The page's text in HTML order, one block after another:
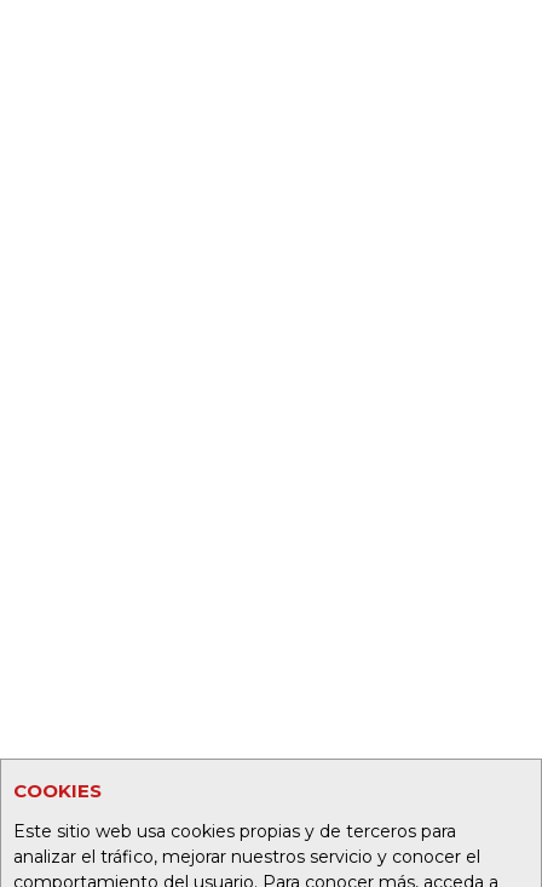
COOKIES
Este sitio web usa cookies propias y de terceros para
analizar el tráfico, mejorar nuestros servicio y conocer el
comportamiento del usuario. Para conocer más, acceda a